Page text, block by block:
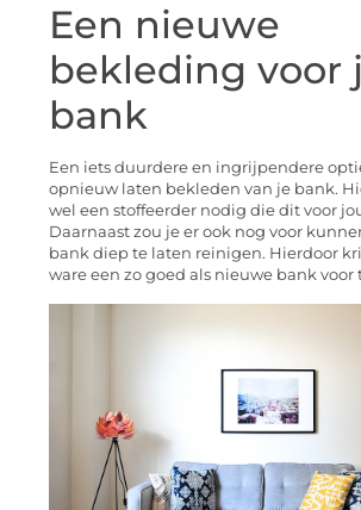
Een nieuwe
bekleding voor
bank
Een iets duurdere en ingrijpendere
opnieuw laten bekleden van je bank.
wel een stoffeerder nodig die dit voor
Daarnaast zou je er ook nog voor
bank diep te laten reinigen. Hierdoor
ware een zo goed als nieuwe bank voor